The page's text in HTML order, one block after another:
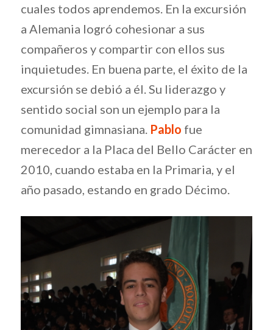
cuales todos aprendemos. En la excursión
a Alemania logró cohesionar a sus
compañeros y compartir con ellos sus
inquietudes. En buena parte, el éxito de la
excursión se debió a él. Su liderazgo y
sentido social son un ejemplo para la
comunidad gimnasiana. Pablo fue
merecedor a la Placa del Bello Carácter en
2010, cuando estaba en la Primaria, y el
año pasado, estando en grado Décimo.